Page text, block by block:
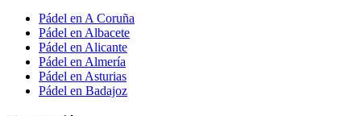
Pádel en A Coruña
Pádel en Albacete
Pádel en Alicante
Pádel en Almería
Pádel en Asturias
Pádel en Badajoz